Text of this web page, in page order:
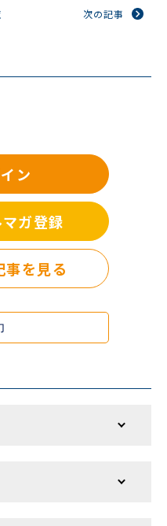
次の記事
ン
ガ登録
事を見る